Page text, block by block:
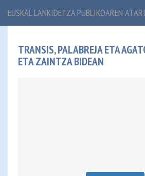
EUSKAL LANKIDETZA PUBLIKOAREN
TRANSIS, PALABREJA ETA
ETA ZAINTZA BIDEAN